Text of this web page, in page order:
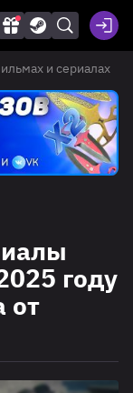
и сериалах
году
от